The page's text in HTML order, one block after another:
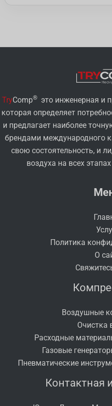
TryComp®
это инженерная и
которая определяет
и предлагает наиболее
брендами международного
свою состоятельность, и
воздуха на всех
Политика
О
Воздушные
Очистка
Расходные
Газовые
Пневматические
Контактная